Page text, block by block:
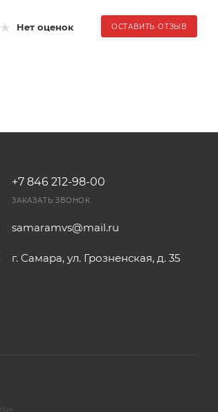
Нет оценок ОСТАВИТЬ ОТЗЫВ
+7 846 212-98-00
ЗАКАЗАТЬ ЗВОНОК
samaramvs@mail.ru
г. Самара, ул. Грозненская, д. 35